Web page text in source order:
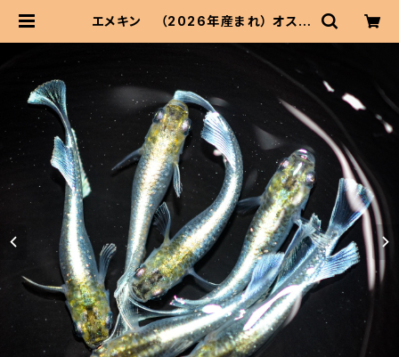
エメキン （2026年産まれ） オス3
50999-a | 伊香保フィッシュファー
ムBASEショップ